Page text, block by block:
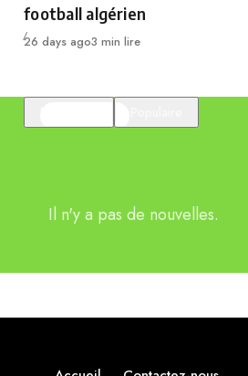
football algérien
Publié
26 days ago3 min lire
Il n'y a pas de nouvelles.